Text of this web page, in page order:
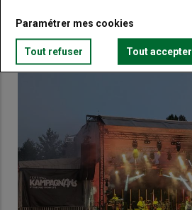
Paramétrer mes cookies
Tout refuser Tout accepter